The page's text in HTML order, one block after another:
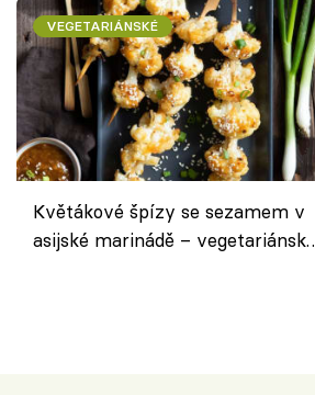
VEGETARIÁNSKÉ
Květákové špízy se sezamem v
asijské marinádě – vegetariánská